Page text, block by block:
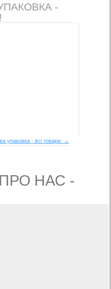
-
упаковка - всі товари →
НАС -